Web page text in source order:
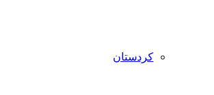
کردستان